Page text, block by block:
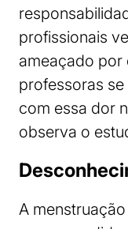
profissionais
ameaçado por
professoras
com essa dor
observa o
A